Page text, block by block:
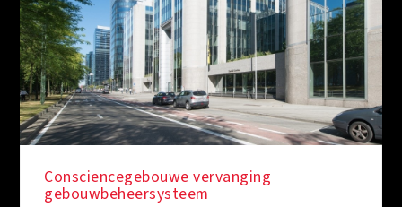
Consciencegebouwe vervanging
gebouwbeheersysteem